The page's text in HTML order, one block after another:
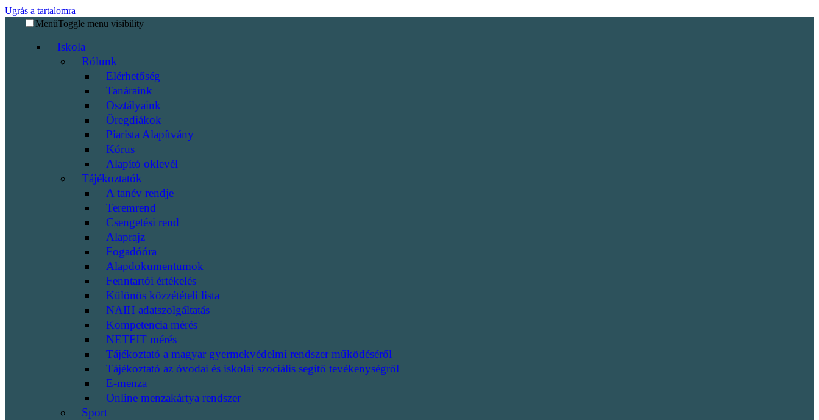
Ugrás a tartalomra
MenüToggle menu visibility
Iskola
Rólunk
Elérhetőség
Tanáraink
Osztályaink
Öregdiákok
Piarista Alapítvány
Kórus
Alapító oklevél
Tájékoztatók
A tanév rendje
Teremrend
Csengetési rend
Alaprajz
Fogadóóra
Alapdokumentumok
Fenntartói értékelés
Különös közzétételi lista
NAIH adatszolgáltatás
Kompetencia mérés
NETFIT mérés
Tájékoztató a magyar gyermekvédelmi rendszer működéséről
Tájékoztató az óvodai és iskolai szociális segítő tevékenységről
E-menza
Online menzakártya rendszer
Sport